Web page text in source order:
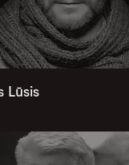
Lūsis